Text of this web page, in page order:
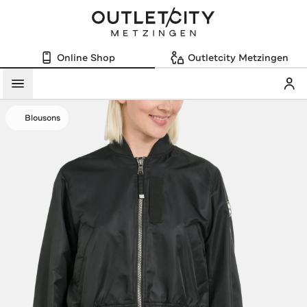
Online Shop Outletcity Metzingen
Menü
Blousons